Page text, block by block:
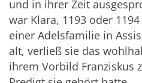
und in ihrer Zeit
war Klara, 1193 oder
einer Adelsfamilie in
alt, verließ sie das
ihrem Vorbild Franziskus